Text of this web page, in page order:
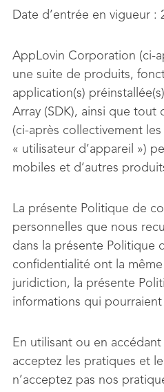
Date d’entrée en vigueur :
AppLovin Corporation (ci-
une suite de produits,
application(s)
Array (SDK), ainsi que
(ci-après collectivement
« utilisateur d’appareil »)
mobiles et d’autres
La présente Politique de
personnelles que nous
dans la présente Politique
confidentialité ont la
juridiction, la présente
informations qui pourraient
En utilisant ou en
acceptez les pratiques et
n’acceptez pas nos